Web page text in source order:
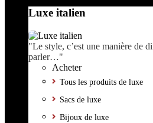
Luxe italien
"Le style, c’est une manière de
parler…"
Acheter
Tous les produits de luxe
Sacs de luxe
Bijoux de luxe